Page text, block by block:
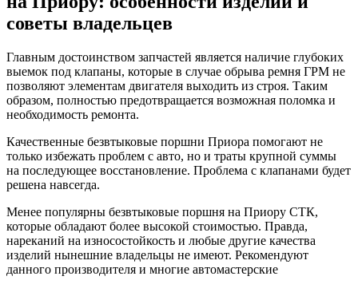
советы владельцев
Главным достоинством запчастей является наличие глубоких
выемок под клапаны, которые в случае обрыва ремня ГРМ не
позволяют элементам двигателя выходить из строя. Таким
образом, полностью предотвращается возможная поломка и
необходимость ремонта.
Качественные безвтыковые поршни Приора помогают не
только избежать проблем с авто, но и траты крупной суммы
на последующее восстановление. Проблема с клапанами будет
решена навсегда.
Менее популярны безвтыковые поршня на Приору СТК,
которые обладают более высокой стоимостью. Правда,
нареканий на износостойкость и любые другие качества
изделий нынешние владельцы не имеют. Рекомендуют
данного производителя и многие автомастерские